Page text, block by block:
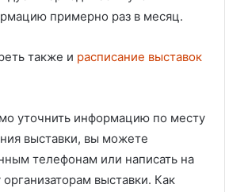
примерно раз в месяц.
также и расписание выставок
уточнить информацию по месту
выставки, вы можете
телефонам или написать на
выставки. Как